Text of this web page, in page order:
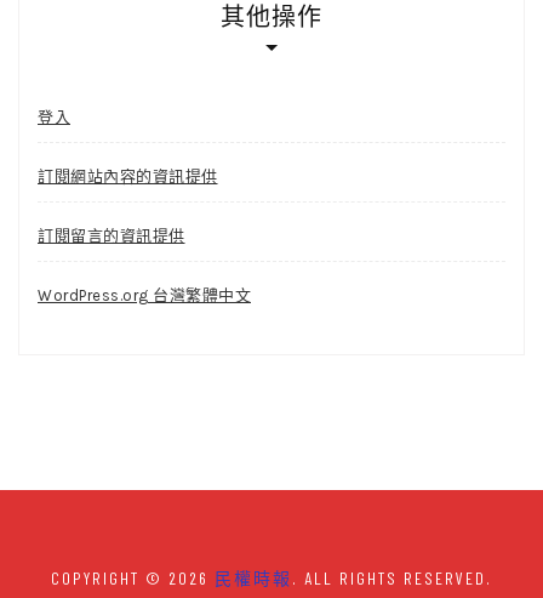
其他操作
登入
訂閱網站內容的資訊提供
訂閱留言的資訊提供
WordPress.org 台灣繁體中文
COPYRIGHT © 2026 民權時報 . ALL RIGHTS RESERVED.